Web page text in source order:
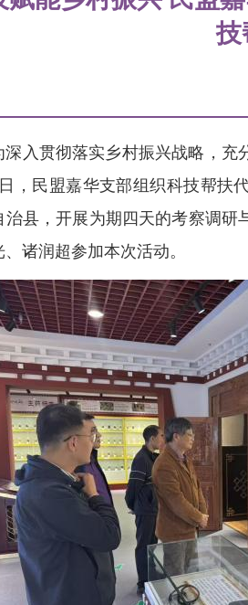
技
深入贯彻落实乡村振兴战略，充
，民盟嘉华支部组织科技帮扶
治县，开展为期四天的考察调研
、诸润超参加本次活动。